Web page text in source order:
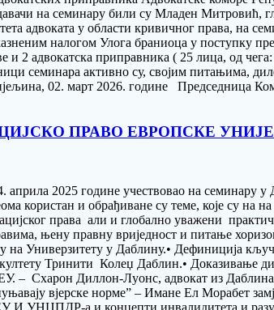
на семинару били су Младен Митровић,
адвоката у области кривичног права, на
налогом Улога браниоца у поступку
2 адвокатска приправника ( 25 лица, од
семинара активно су, својим питањима,
02. март 2026. године Председница
ПРАВО ЕВРОПСКЕ
2025 године учествовао на семинару
и обрађиване су теме, које су на на
права али и глобално уважени
њену правну вриједност и питање
Универзитету у Даблину.• Дефиниција
Тринити Колеџ Даблин.• Доказивање
– Схарон Диллон-Лyонс, адвокат из
вјерске норме” – Имане Ел Морабет
ЕУ И УНЦПДР-а и концепти инвалидитета и